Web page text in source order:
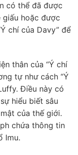
có thể đã được
hoặc được
chí của Davy” để
thân của “Ý chí
tự như cách “Ý
Điều này có
hiểu biết sâu
của thế giới.
chứa thông tin
Imu.